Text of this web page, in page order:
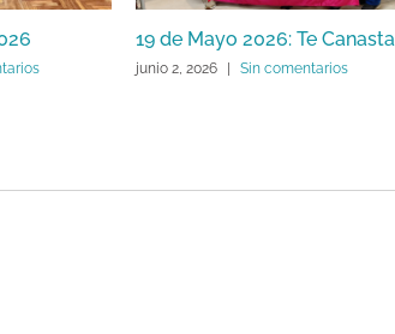
19 de Mayo 2026: Te Canasta
junio 2, 2026 Sin comentarios